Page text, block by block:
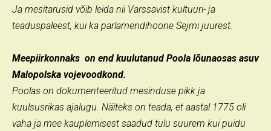
Ja mesitarusid võib leida nii Varssavist kultuuri- ja
teaduspaleest, kui ka parlamendihoone Sejmi juurest.
Meepiirkonnaks on end kuulutanud Poola lõunaosas asuv
Malopolska vojevoodkond.
Poolas on dokumenteeritud mesinduse pikk ja
kuulsusrikas ajalugu. Näiteks on teada, et aastal 1775 oli
vaha ja mee kauplemisest saadud tulu suurem kui puidu